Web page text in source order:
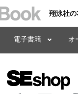
翔泳社の
電子書籍 オ